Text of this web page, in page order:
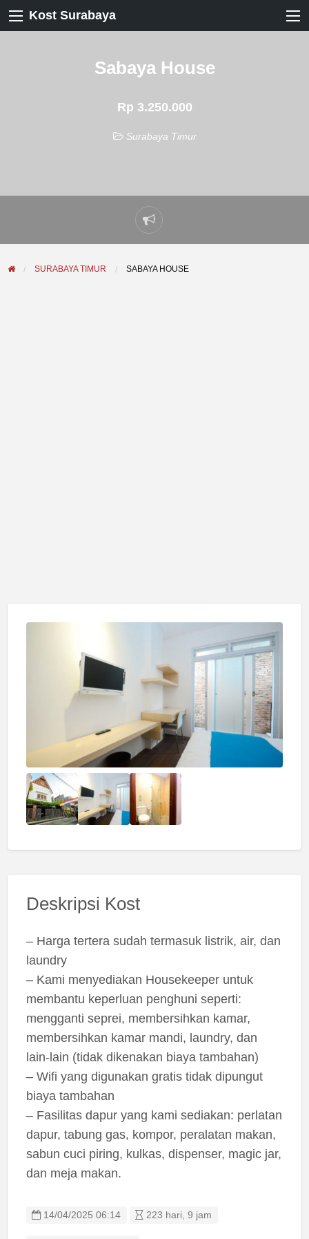
Kost Surabaya
Sabaya House
Rp 3.250.000
Surabaya Timur
Laporkan
masalah
SURABAYA TIMUR SABAYA HOUSE
Deskripsi Kost
– Harga tertera sudah termasuk listrik, air, dan
laundry
– Kami menyediakan Housekeeper untuk
membantu keperluan penghuni seperti:
mengganti seprei, membersihkan kamar,
membersihkan kamar mandi, laundry, dan
lain-lain (tidak dikenakan biaya tambahan)
– Wifi yang digunakan gratis tidak dipungut
biaya tambahan
– Fasilitas dapur yang kami sediakan: perlatan
dapur, tabung gas, kompor, peralatan makan,
sabun cuci piring, kulkas, dispenser, magic jar,
dan meja makan.
14/04/2025 06:14 223 hari, 9 jam